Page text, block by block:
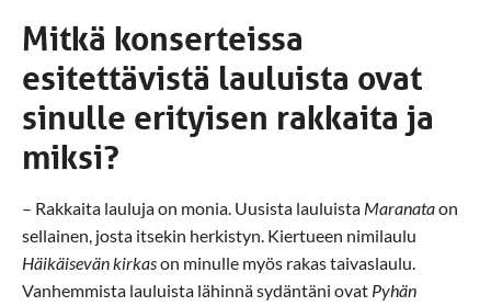
Mitkä konserteissa
esitettävistä lauluista ovat
sinulle erityisen rakkaita ja
miksi?
– Rakkaita lauluja on monia. Uusista lauluista Maranataon
sellainen, josta itsekin herkistyn. Kiertueen nimilaulu
Häikäisevän kirkason minulle myös rakas taivaslaulu.
Vanhemmista lauluista lähinnä sydäntäni ovat Pyhän